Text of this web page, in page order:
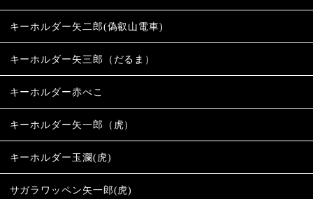
キーホルダー矢二郎(偽叡山電車)
キーホルダー矢三郎（だるま）
キーホルダー赤べこ
キーホルダー矢一郎（虎）
キーホルダー玉瀾(虎)
サガラワッペン矢一郎(虎)